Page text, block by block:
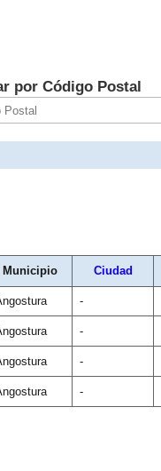
por Código Postal
Municipio Ciudad
-
-
-
-